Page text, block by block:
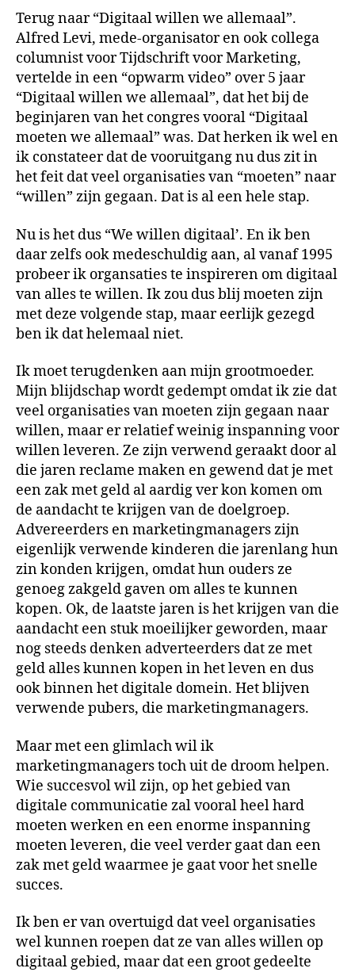
Terug naar “Digitaal willen we allemaal”.
Alfred Levi, mede-organisator en ook collega
columnist voor Tijdschrift voor Marketing,
vertelde in een “opwarm video” over 5 jaar
“Digitaal willen we allemaal”, dat het bij de
beginjaren van het congres vooral “Digitaal
moeten we allemaal” was. Dat herken ik wel en
ik constateer dat de vooruitgang nu dus zit in
het feit dat veel organisaties van “moeten” naar
“willen” zijn gegaan. Dat is al een hele stap.
Nu is het dus “We willen digitaal’. En ik ben
daar zelfs ook medeschuldig aan, al vanaf 1995
probeer ik organsaties te inspireren om digitaal
van alles te willen. Ik zou dus blij moeten zijn
met deze volgende stap, maar eerlijk gezegd
ben ik dat helemaal niet.
Ik moet terugdenken aan mijn grootmoeder.
Mijn blijdschap wordt gedempt omdat ik zie dat
veel organisaties van moeten zijn gegaan naar
willen, maar er relatief weinig inspanning voor
willen leveren. Ze zijn verwend geraakt door al
die jaren reclame maken en gewend dat je met
een zak met geld al aardig ver kon komen om
de aandacht te krijgen van de doelgroep.
Advereerders en marketingmanagers zijn
eigenlijk verwende kinderen die jarenlang hun
zin konden krijgen, omdat hun ouders ze
genoeg zakgeld gaven om alles te kunnen
kopen. Ok, de laatste jaren is het krijgen van die
aandacht een stuk moeilijker geworden, maar
nog steeds denken adverteerders dat ze met
geld alles kunnen kopen in het leven en dus
ook binnen het digitale domein. Het blijven
verwende pubers, die marketingmanagers.
Maar met een glimlach wil ik
marketingmanagers toch uit de droom helpen.
Wie succesvol wil zijn, op het gebied van
digitale communicatie zal vooral heel hard
moeten werken en een enorme inspanning
moeten leveren, die veel verder gaat dan een
zak met geld waarmee je gaat voor het snelle
succes.
Ik ben er van overtuigd dat veel organisaties
wel kunnen roepen dat ze van alles willen op
digitaal gebied, maar dat een groot gedeelte